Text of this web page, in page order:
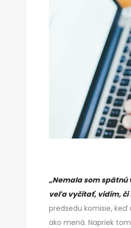
„Nemala som
veľa vyčítať, vidím, či
predsedu komisie,
ako mená. Napriek